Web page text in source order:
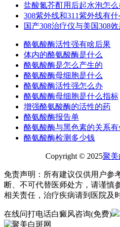
盐酸氮芥酊用后起水泡怎么
308紫外线和311紫外线有什
国产308治疗仪与美国308
酪氨酸酶活性强有啥后果
体内的酪氨酸酶是什么
酪氨酸酶是怎么产生的
酪氨酸酶母细胞是什么
酪氨酸酶活性强怎么办
酪氨酸酶母细胞是什么指标
增强酪氨酸酶的活性的药
酪氨酸酶报告单
酪氨酸酶与黑色素的关系有
酪氨酸酶检测多少钱
Copyright © 2025聚美
免责声明：所有建议仅供用户参
断、不可代替医师处方，请谨慎
相关责任，治疗疾病请到医院及
在线问打电话白癜风咨询(免费)